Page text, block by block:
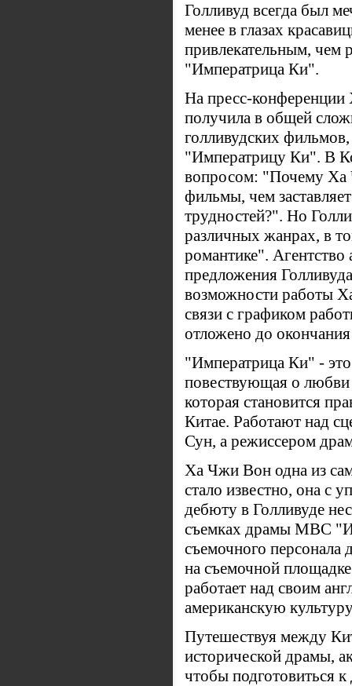
Голливуд всегда был
менее в глазах
привлекательным, чем
"Императрица Ки".
На пресс-
получила в общей
голливудских
"Императрицу Ки". В
вопросом: "Почему Ха
фильмы, чем
трудностей?". Но
различных жанрах, в
романтике". Агентство
предложения
возможности работы
связи с графиком
отложено до
"Императрица Ки" -
повествующая о любви
которая становится
Китае. Работают над
Сун, а режиссером
Ха Чжи Вон одна из
стало известно, она с
дебюту в Голливуде
съемках драмы MBC
съемочного
на съемочной
работает над своим
американскую
Путешествуя между
исторической драмы,
чтобы подготовиться